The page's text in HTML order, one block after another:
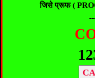
जिसे प्रूफ (